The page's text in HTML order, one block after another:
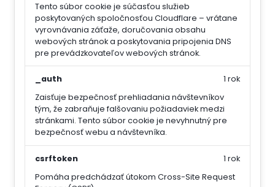
Tento súbor cookie je súčasťou služieb
poskytovaných spoločnosťou Cloudflare – vrátane
vyrovnávania záťaže, doručovania obsahu
webových stránok a poskytovania pripojenia DNS
pre prevádzkovateľov webových stránok.
_auth
Zaisťuje bezpečnosť prehliadania návštevníkov
tým, že zabraňuje falšovaniu požiadaviek medzi
stránkami. Tento súbor cookie je nevyhnutný pre
bezpečnosť webu a návštevníka.
1 rok
csrftoken
Pomáha predchádzať útokom Cross-Site Request
1 rok